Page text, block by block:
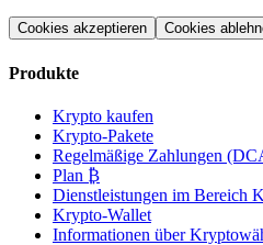
Cookies akzeptieren Cookies
Produkte
Krypto kaufen
Krypto-Pakete
Regelmäßige Zahlungen
Plan ₿
Dienstleistungen im Bereich
Krypto-Wallet
Informationen über